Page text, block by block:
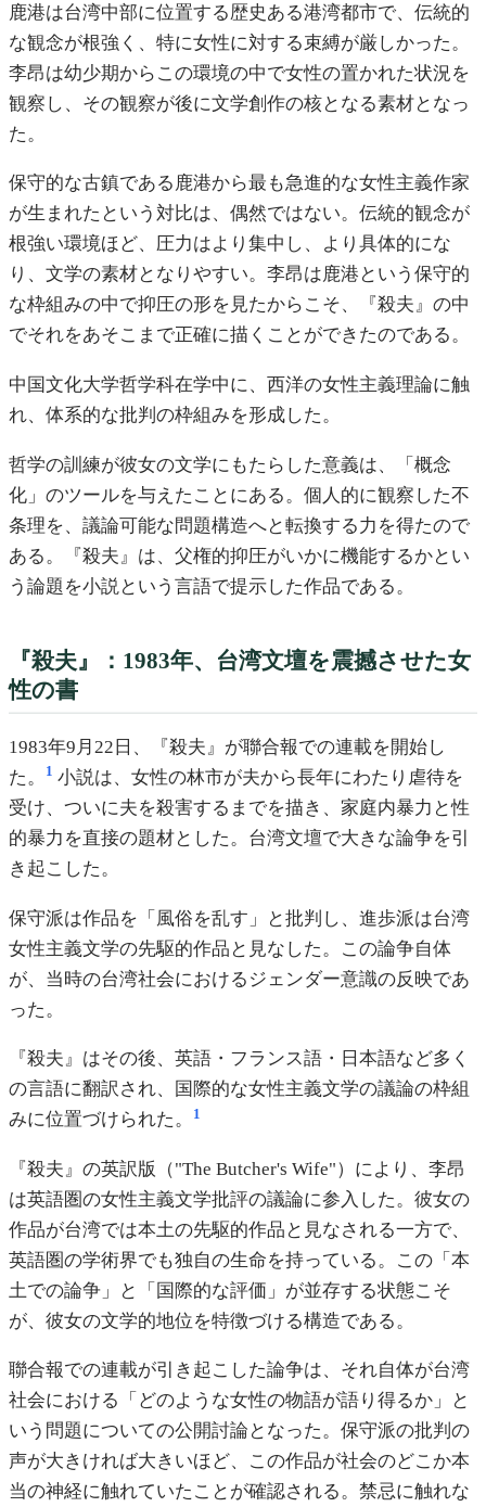
鹿港は台湾中部に位置する歴史ある港湾都市で、伝統的
な観念が根強く、特に女性に対する束縛が厳しかった。
李昂は幼少期からこの環境の中で女性の置かれた状況を
観察し、その観察が後に文学創作の核となる素材となっ
た。
保守的な古鎮である鹿港から最も急進的な女性主義作家
が生まれたという対比は、偶然ではない。伝統的観念が
根強い環境ほど、圧力はより集中し、より具体的にな
り、文学の素材となりやすい。李昂は鹿港という保守的
な枠組みの中で抑圧の形を見たからこそ、『殺夫』の中
でそれをあそこまで正確に描くことができたのである。
中国文化大学哲学科在学中に、西洋の女性主義理論に触
れ、体系的な批判の枠組みを形成した。
哲学の訓練が彼女の文学にもたらした意義は、「概念
化」のツールを与えたことにある。個人的に観察した不
条理を、議論可能な問題構造へと転換する力を得たので
ある。『殺夫』は、父権的抑圧がいかに機能するかとい
う論題を小説という言語で提示した作品である。
『殺夫』：1983年、台湾文壇を震撼させた女
性の書
1983年9月22日、『殺夫』が聯合報での連載を開始し
た。
1 小説は、女性の林市が夫から長年にわたり虐待を
受け、ついに夫を殺害するまでを描き、家庭内暴力と性
的暴力を直接の題材とした。台湾文壇で大きな論争を引
き起こした。
保守派は作品を「風俗を乱す」と批判し、進歩派は台湾
女性主義文学の先駆的作品と見なした。この論争自体
が、当時の台湾社会におけるジェンダー意識の反映であ
った。
『殺夫』はその後、英語・フランス語・日本語など多く
の言語に翻訳され、国際的な女性主義文学の議論の枠組
みに位置づけられた。
1
『殺夫』の英訳版（"The Butcher's Wife"）により、李昂
は英語圏の女性主義文学批評の議論に参入した。彼女の
作品が台湾では本土の先駆的作品と見なされる一方で、
英語圏の学術界でも独自の生命を持っている。この「本
土での論争」と「国際的な評価」が並存する状態こそ
が、彼女の文学的地位を特徴づける構造である。
聯合報での連載が引き起こした論争は、それ自体が台湾
社会における「どのような女性の物語が語り得るか」と
いう問題についての公開討論となった。保守派の批判の
声が大きければ大きいほど、この作品が社会のどこか本
当の神経に触れていたことが確認される。禁忌に触れな